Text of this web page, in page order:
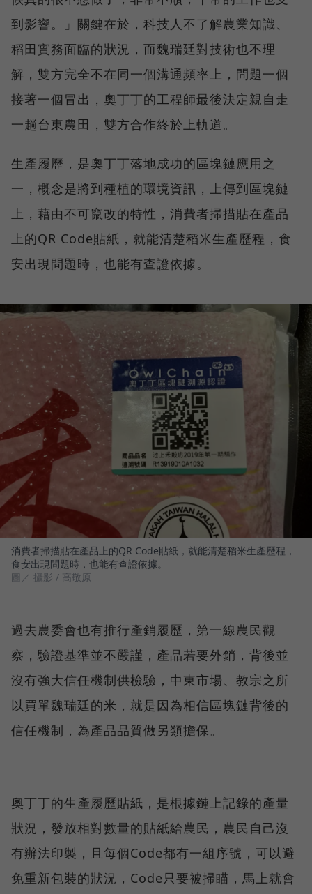
到影響。」關鍵在於，科技人不了解農業知識、
稻田實務面臨的狀況，而魏瑞廷對技術也不理
解，雙方完全不在同一個溝通頻率上，問題一個
接著一個冒出，奧丁丁的工程師最後決定親自走
一趟台東農田，雙方合作終於上軌道。
生產履歷，是奧丁丁落地成功的區塊鏈應用之
一，概念是將到種植的環境資訊，上傳到區塊鏈
上，藉由不可竄改的特性，消費者掃描貼在產品
上的QR Code貼紙，就能清楚稻米生產歷程，食
安出現問題時，也能有查證依據。
消費者掃描貼在產品上的QR Code貼紙，就能清楚稻米生產歷程，
食安出現問題時，也能有查證依據。
圖／ 攝影 / 高敬原
過去農委會也有推行產銷履歷，第一線農民觀
察，驗證基準並不嚴謹，產品若要外銷，背後並
沒有強大信任機制供檢驗，中東市場、教宗之所
以買單魏瑞廷的米，就是因為相信區塊鏈背後的
信任機制，為產品品質做另類擔保。
奧丁丁的生產履歷貼紙，是根據鏈上記錄的產量
狀況，發放相對數量的貼紙給農民，農民自己沒
有辦法印製，且每個Code都有一組序號，可以避
免重新包裝的狀況，Code只要被掃瞄，馬上就會